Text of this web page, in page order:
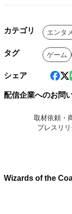
カテゴリ エンタ
タグ ゲーム
シェア
配信企業へのお問
取材依頼・
プレスリ
Wizards of the